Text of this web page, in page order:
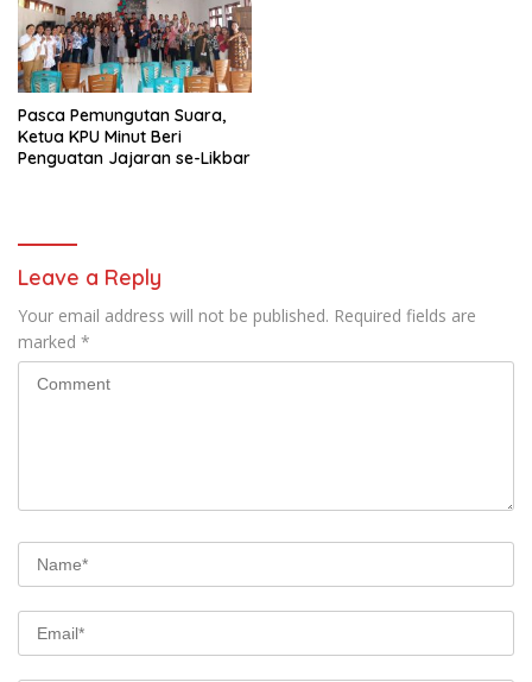
Pasca Pemungutan Suara,
Ketua KPU Minut Beri
Penguatan Jajaran se-Likbar
Leave a Reply
Your email address will not be published. Required fields are
marked *